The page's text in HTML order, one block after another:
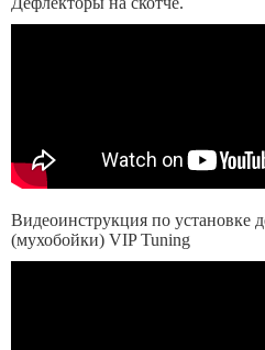
Видеоинструкция по установке
(мухобойки) VIP Tuning